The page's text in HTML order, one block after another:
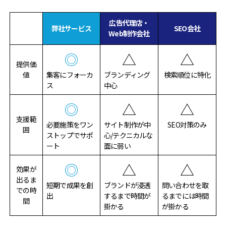
弊社サービス
広告代理店・
Web制作会社
SEO会社
提供価
値
◎
集客にフォーカ
ス
△
ブランディング
中心
△
検索順位に特化
支援範
囲
◎
必要施策をワン
ストップでサポ
ート
△
サイト制作が中
心/テクニカルな
面に弱い
△
SEO対策のみ
効果が
出るま
での時
間
◎
短期で成果を創
出
△
ブランドが浸透
するまで時間が
掛かる
△
問い合わせを取
るまでには時間
が掛かる